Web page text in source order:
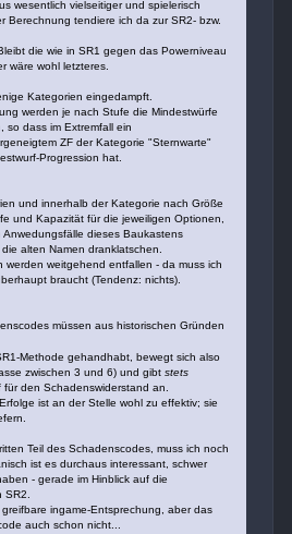
wesentlich vielseitiger und spielerisch
Berechnung tendiere ich da zur SR2- bzw.
die wie in SR1 gegen das Powerniveau
wäre wohl letzteres.
Kategorien eingedampft.
werden je nach Stufe die Mindestwürfe
so dass im Extremfall ein
ZF der Kategorie "Sternwarte"
Progression hat.
und innerhalb der Kategorie nach Größe
und Kapazität für die jeweiligen Optionen,
dieses Baukastens
alten Namen dranklatschen.
werden weitgehend entfallen - da muss ich
braucht (Tendenz: nichts).
müssen aus historischen Gründen
Methode gehandhabt, bewegt sich also
zwischen 3 und 6) und gibt stets
den Schadenswiderstand an.
ist an der Stelle wohl zu effektiv; sie
Teil des Schadenscodes, muss ich noch
ist es durchaus interessant, schwer
- gerade im Hinblick auf die
ingame-Entsprechung, aber das
auch schon nicht...